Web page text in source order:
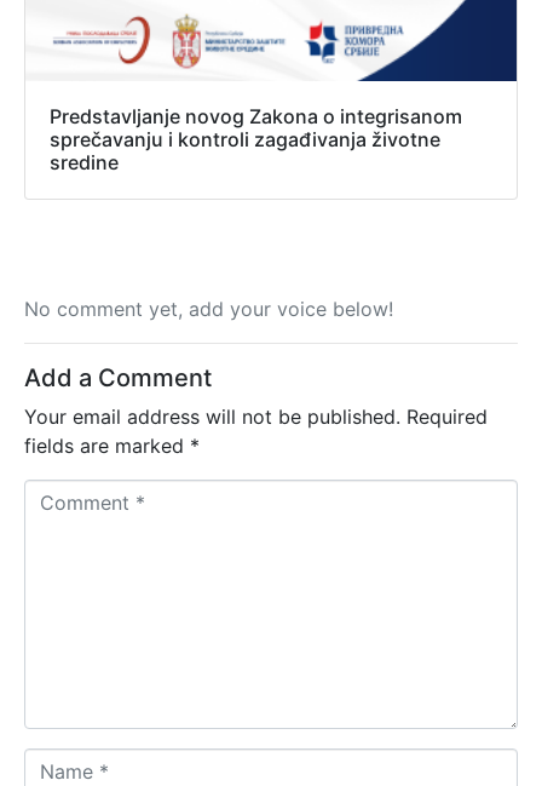
Predstavljanje novog Zakona o integrisanom
sprečavanju i kontroli zagađivanja životne
sredine
No comment yet, add your voice below!
Add a Comment
Your email address will not be published. Required
fields are marked *